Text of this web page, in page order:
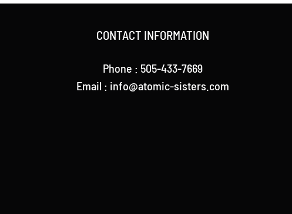
CONTACT INFORMATION
Phone : 505-433-7669
Email : info@atomic-sisters.com